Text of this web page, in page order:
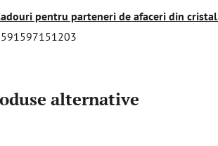
pentru parteneri de afaceri din
alternative